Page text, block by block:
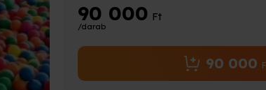
90 000Ft
/darab
90 000